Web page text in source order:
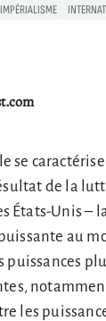
IMPÉRIALISME
se
de la
États-Unis –
au
puissances
les